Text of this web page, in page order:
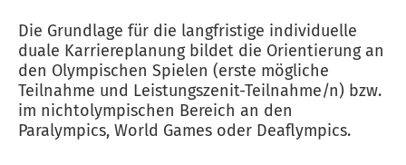
Die Grundlage für die langfristige individuelle
duale Karriereplanung bildet die Orientierung an
den Olympischen Spielen (erste mögliche
Teilnahme und Leistungszenit-Teilnahme/n) bzw.
im nichtolympischen Bereich an den
Paralympics, World Games oder Deaflympics.